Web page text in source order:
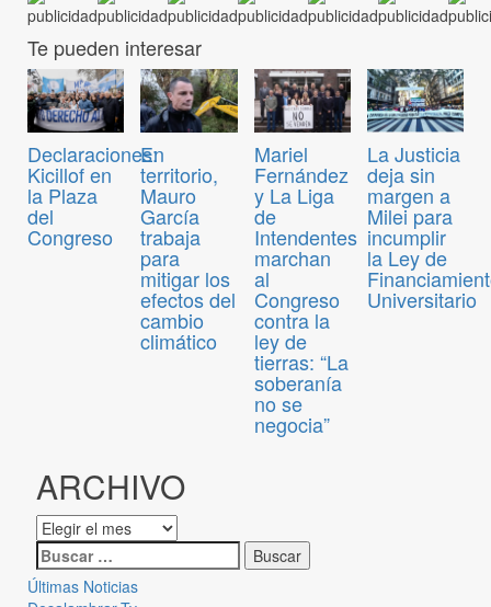
Te pueden interesar
Declaraciones:
Kicillof en
la Plaza
del
Congreso
En
territorio,
Mauro
García
trabaja
para
mitigar los
efectos del
cambio
climático
Mariel
Fernández
y La Liga
de
Intendentes
marchan
al
Congreso
contra la
ley de
tierras: “La
soberanía
no se
negocia”
La Justicia
deja sin
margen a
Milei para
incumplir
la Ley de
Universitario
ARCHIVO
Últimas Noticias